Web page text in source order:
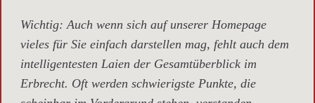
Wichtig: Auch wenn sich auf unserer Homepage
vieles für Sie einfach darstellen mag, fehlt auch dem
intelligentesten Laien der Gesamtüberblick im
Erbrecht. Oft werden schwierigste Punkte, die